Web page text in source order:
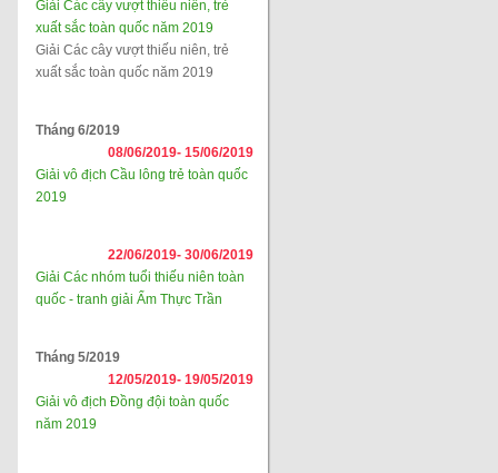
Giải Các cây vượt thiếu niên, trẻ
xuất sắc toàn quốc năm 2019
Giải Các cây vượt thiếu niên, trẻ
xuất sắc toàn quốc năm 2019
Tháng 6/2019
08/06/2019- 15/06/2019
Giải vô địch Cầu lông trẻ toàn quốc
2019
22/06/2019- 30/06/2019
Giải Các nhóm tuổi thiếu niên toàn
quốc - tranh giải Ẩm Thực Trần
Tháng 5/2019
12/05/2019- 19/05/2019
Giải vô địch Đồng đội toàn quốc
năm 2019